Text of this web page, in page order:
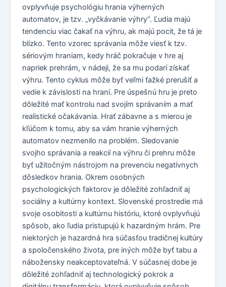
ovplyvňuje psychológiu hrania výherných
automatov, je tzv. „vyčkávanie výhry“. Ľudia majú
tendenciu viac čakať na výhru, ak majú pocit, že tá je
blízko. Tento vzorec správania môže viesť k tzv.
sériovým hraniam, kedy hráč pokračuje v hre aj
napriek prehrám, v nádeji, že sa mu podarí získať
výhru. Tento cyklus môže byť veľmi ťažké prerušiť a
vedie k závislosti na hraní. Pre úspešnú hru je preto
dôležité mať kontrolu nad svojím správaním a mať
realistické očakávania. Hrať zábavne a s mierou je
kľúčom k tomu, aby sa vám hranie výherných
automatov nezmenilo na problém. Sledovanie
svojho správania a reakcií na výhru či prehru môže
byť užitočným nástrojom na prevenciu negatívnych
dôsledkov hrania. Okrem osobných
psychologických faktorov je dôležité zohľadniť aj
sociálny a kultúrny kontext. Slovenské prostredie má
svoje osobitosti a kultúrnu históriu, ktoré ovplyvňujú
spôsob, ako ľudia pristupujú k hazardným hrám. Pre
niektorých je hazardná hra súčasťou tradičnej kultúry
a spoločenského života, pre iných môže byť tabu a
nábožensky neakceptovateľná. V súčasnej dobe je
dôležité zohľadniť aj technologický pokrok a